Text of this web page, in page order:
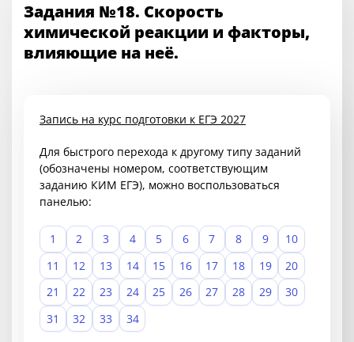
Задания №18. Скорость
химической реакции и факторы,
влияющие на неё.
Запись на курс подготовки к ЕГЭ 2027
Для быстрого перехода к другому типу заданий
(обозначены номером, соответствующим
заданию КИМ ЕГЭ), можно воспользоваться
панелью:
1 2 3 4 5 6 7 8 9
10
11
12 13 14 15 16 17 18 19
20
21
22 23 24 25 26 27 28 29
30
31
32 33 34